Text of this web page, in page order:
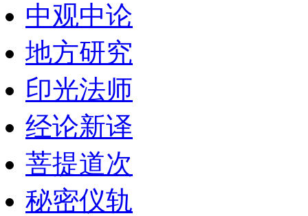
中观中论
地方研究
印光法师
经论新译
菩提道次
秘密仪轨